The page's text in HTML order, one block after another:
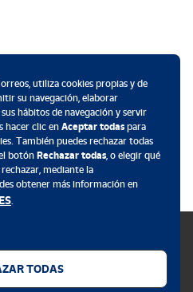
utiliza cookies propias y de
su navegación, elaborar
hábitos de navegación y servir
hacer clic en Aceptar todaspara
También puedes rechazar todas
botón Rechazar todas, o elegir qué
mediante la
obtener más información en
.
TODAS